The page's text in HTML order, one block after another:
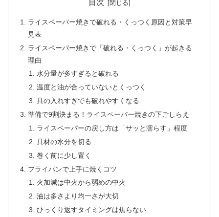
目次
ライスペーパー焼きで破れる・くっつく原因と対策早
見表
ライスペーパー焼きで「破れる・くっつく」が起きる
理由
水分量が多すぎると破れる
温度と油が合っていないとくっつく
具の入れすぎでも破れやすくなる
準備で9割決まる！ライスペーパー焼きの下ごしらえ
ライスペーパーの戻し方は「サッと濡らす」程度
具材の水分を切る
巻く前に少し置く
フライパンで上手に焼くコツ
火加減は中火から弱めの中火
油は多さより均一さが大切
ひっくり返すタイミングは焦らない